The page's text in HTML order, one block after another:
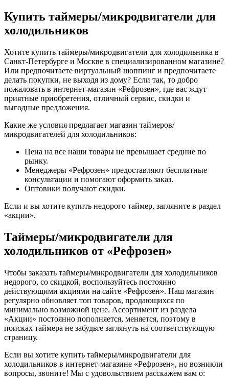
Купить таймеры/микродвигатели для
холодильников
Хотите купить таймеры/микродвигатели для холодильника в
Санкт-Петербурге и Москве в специализированном магазине?
Или предпочитаете виртуальный шоппинг и предпочитаете
делать покупки, не выходя из дому? Если так, то добро
пожаловать в интернет-магазин «Рефрозен», где вас ждут
приятные приобретения, отличный сервис, скидки и
выгодные предложения.
Какие же условия предлагает магазин таймеров/
микродвигателей для холодильников:
Цена на все наши товары не превышает средние по
рынку.
Менеджеры «Рефрозен» предоставляют бесплатные
консультации и помогают оформить заказ.
Оптовики получают скидки.
Если и вы хотите купить недорого таймер, загляните в раздел
«акции».
Таймеры/микродвигатели для
холодильников от «Рефрозен»
Чтобы заказать таймеры/микродвигатели для холодильников
недорого, со скидкой, воспользуйтесь постоянно
действующими акциями на сайте «Рефрозен». Наш магазин
регулярно обновляет топ товаров, продающихся по
минимально возможной цене. Ассортимент из раздела
«Акции» постоянно пополняется, меняется, поэтому в
поисках таймера не забудьте заглянуть на соответствующую
страницу.
Если вы хотите купить таймеры/микродвигатели для
холодильников в интернет-магазине «Рефрозен», но возникли
вопросы, звоните! Мы с удовольствием расскажем вам о: